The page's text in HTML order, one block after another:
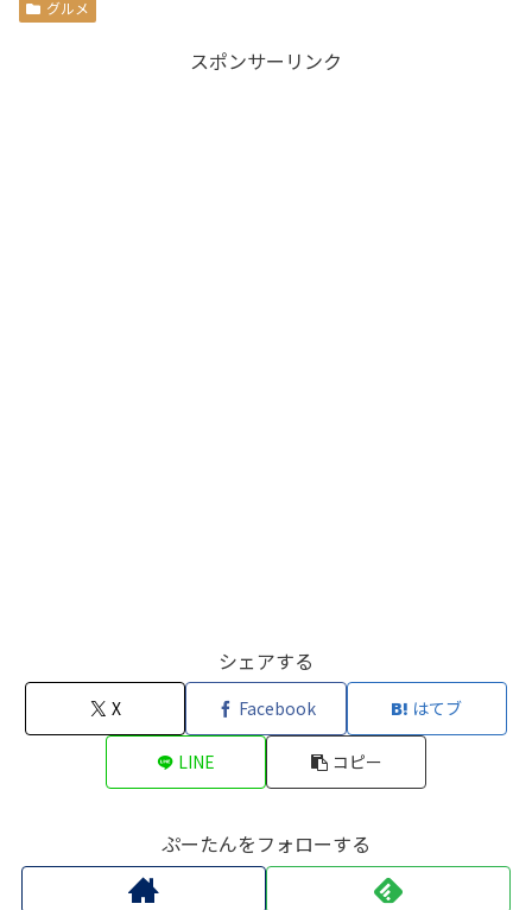
グルメ
スポンサーリンク
シェアする
X Facebook はてブ
LINE コピー
ぷーたんをフォローする